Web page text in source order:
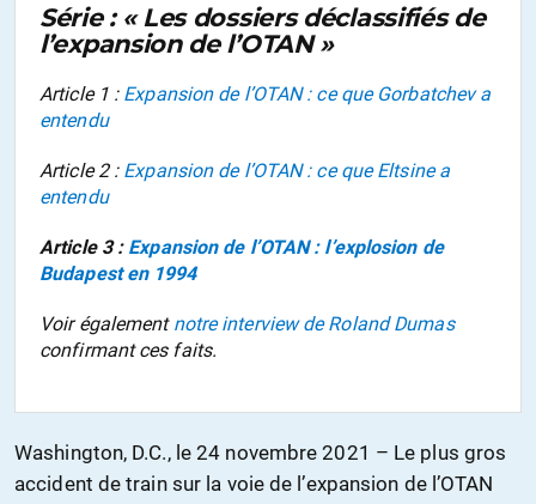
Série : « Les dossiers déclassifiés de
l’expansion de l’OTAN »
Article 1 : Expansion de l’OTAN : ce que Gorbatchev a
entendu
Article 2 : Expansion de l’OTAN : ce que Eltsine a
entendu
Article 3 : Expansion de l’OTAN : l’explosion de
Budapest en 1994
Voir également notre interview de Roland Dumas
confirmant ces faits.
Washington, D.C., le 24 novembre 2021 – Le plus gros
accident de train sur la voie de l’expansion de l’OTAN